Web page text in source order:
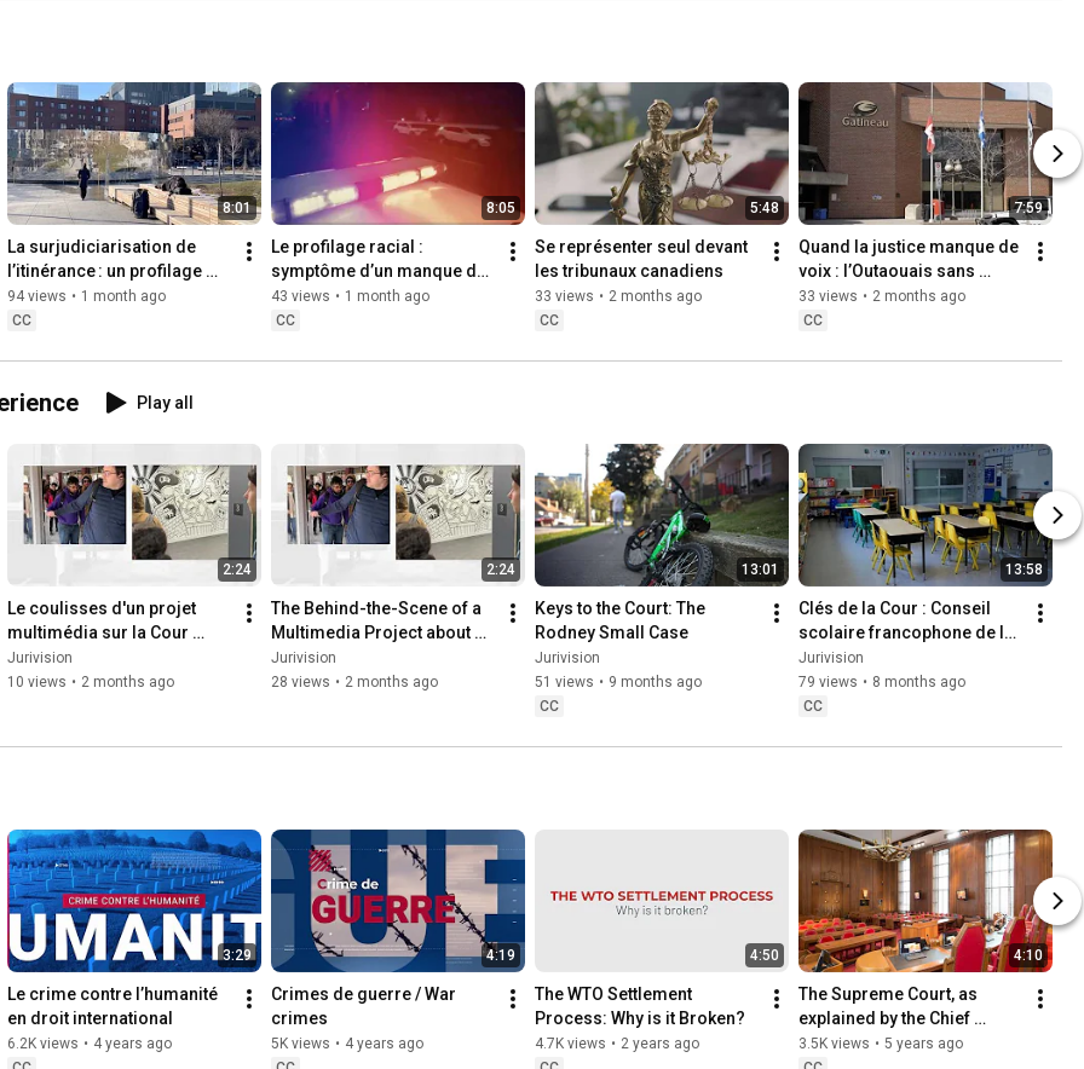
8:01
La surjudiciarisation de
l’itinérance : un profilage
social
94 views • 1 month ago
CC
8:05
Le profilage racial :
symptôme d’un manque de
formation sur les biais
implicites
43 views • 1 month ago
CC
5:48
Se représenter seul devant
les tribunaux canadiens
33 views • 2 months ago
CC
7:59
Quand la justice manque de
voix : l’Outaouais sans
avocats
33 views • 2 months ago
CC
Play all
2:24
Le coulisses d'un projet
multimédia sur la Cour
suprême du Canada
Jurivision
10 views • 2 months ago
2:24
The Behind-the-Scene of a
Multimedia Project about
the Supreme Court of
Canada
Jurivision
28 views • 2 months ago
13:01
Keys to the Court: The
Rodney Small Case
Jurivision
51 views • 9 months ago
CC
13:58
Clés de la Cour : Conseil
scolaire francophone de la
Colombie-Britannique
Jurivision
79 views • 8 months ago
CC
3:29
Le crime contre l’humanité
en droit international
6.2K views • 4 years ago
4:19
Crimes de guerre / War
crimes
5K views • 4 years ago
4:50
The WTO Settlement
Process: Why is it Broken?
4.7K views • 2 years ago
4:10
The Supreme Court, as
explained by the Chief
Justice of Canada
3.5K views • 5 years ago